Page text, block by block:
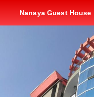
Nanaya Guest House